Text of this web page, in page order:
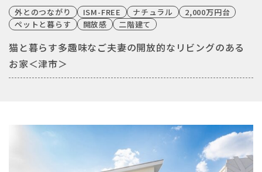
外とのつながり ISM-FREE ナチュラル
2,000万円台
ペットと暮らす
開放感 二階建て
猫と暮らす多趣味なご夫妻の開放的なリビングのある
お家＜津市＞